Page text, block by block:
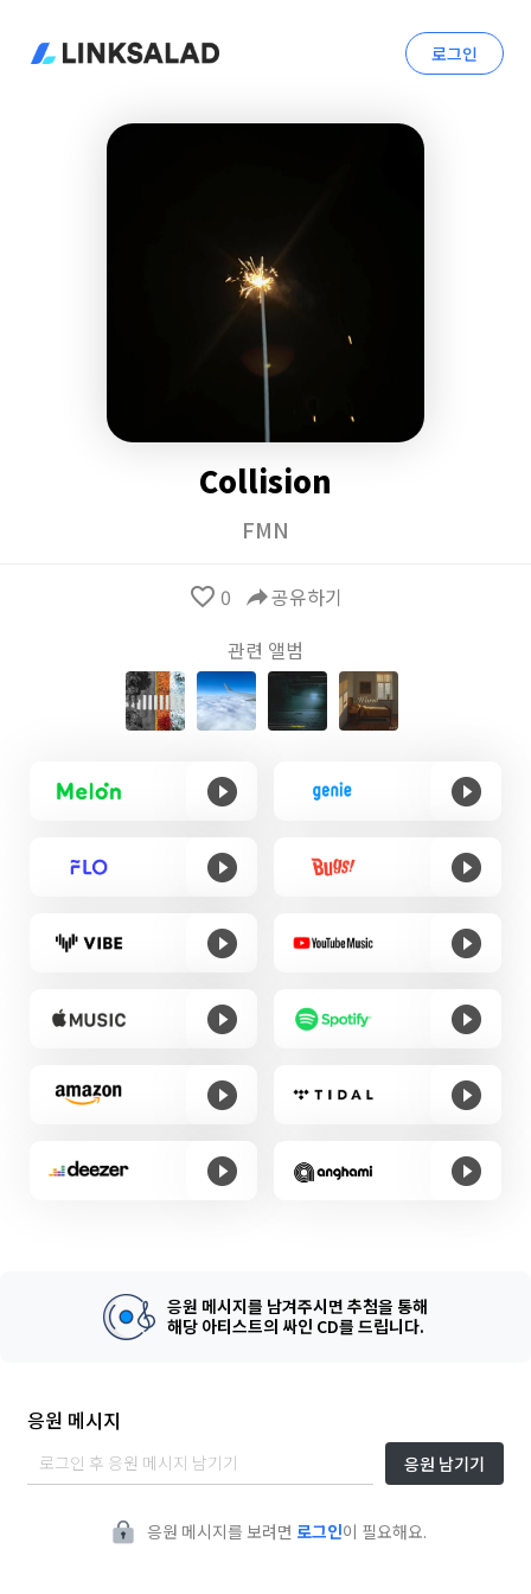
로그인
Collision
FMN
favorite_border 0 reply공유하기
관련 앨범
응원 메시지를 남겨주시면 추첨을 통해
해당 아티스트의 싸인 CD를 드립니다.
응원 메시지
응원 남기기
응원 메시지를 보려면 로그인이 필요해요.